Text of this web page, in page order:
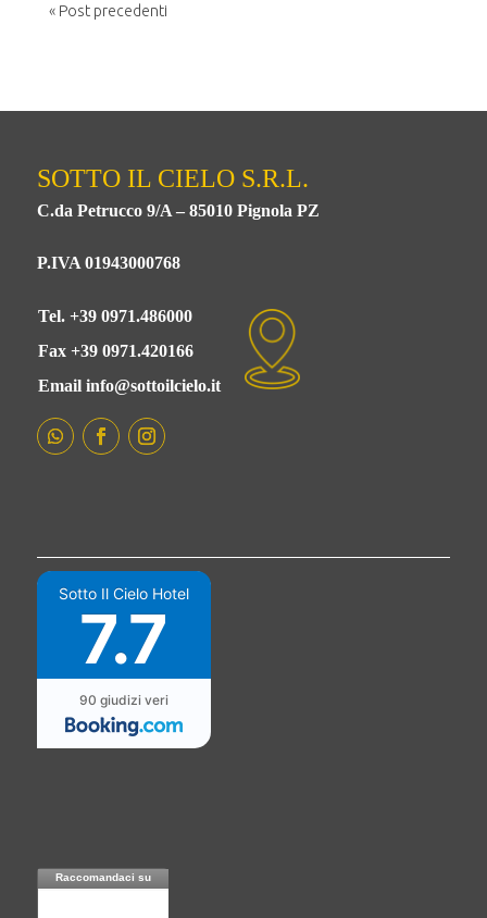
« Post precedenti
SOTTO IL CIELO S.R.L.
C.da Petrucco 9/A – 85010 Pignola PZ
P.IVA 01943000768
Tel. +39 0971.486000
Fax +39 0971.420166
Email info@sottoilcielo.it
Sotto Il Cielo Hotel
7.7
90 giudizi veri
Raccomandaci su